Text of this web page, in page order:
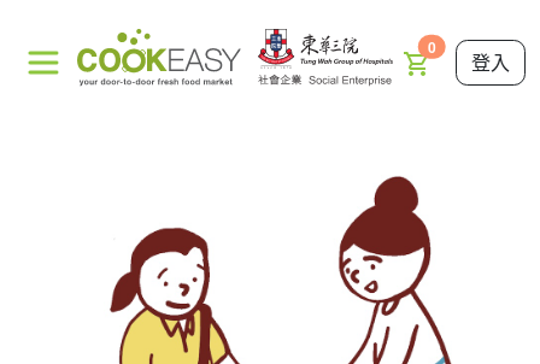
0
登入